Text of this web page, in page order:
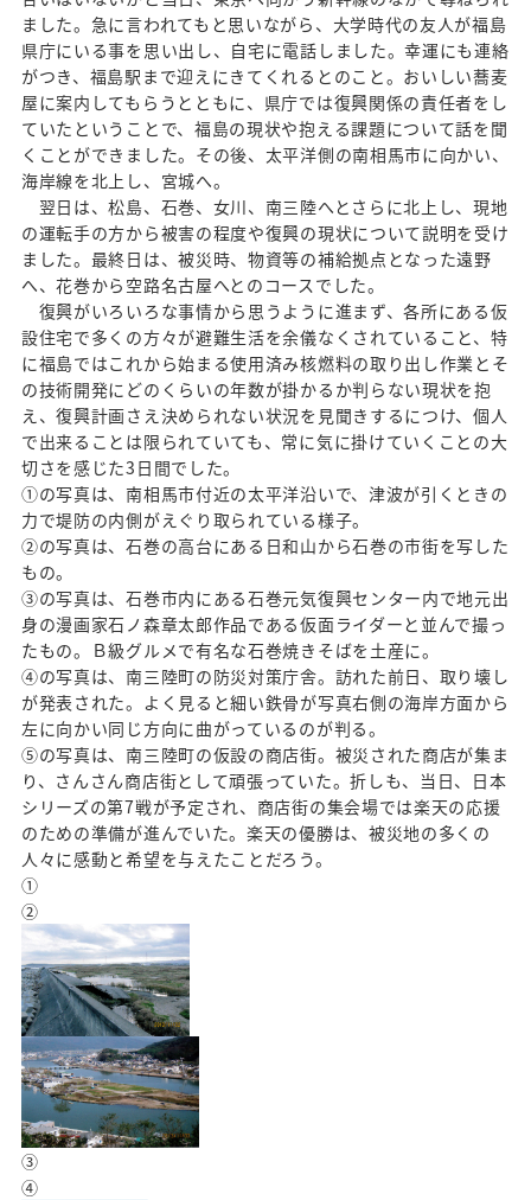
ました。急に言われてもと思いながら、大学時代の友人が福島
県庁にいる事を思い出し、自宅に電話しました。幸運にも連絡
がつき、福島駅まで迎えにきてくれるとのこと。おいしい蕎麦
屋に案内してもらうとともに、県庁では復興関係の責任者をし
ていたということで、福島の現状や抱える課題について話を聞
くことができました。その後、太平洋側の南相馬市に向かい、
海岸線を北上し、宮城へ。
翌日は、松島、石巻、女川、南三陸へとさらに北上し、現地
の運転手の方から被害の程度や復興の現状について説明を受け
ました。最終日は、被災時、物資等の補給拠点となった遠野
へ、花巻から空路名古屋へとのコースでした。
復興がいろいろな事情から思うように進まず、各所にある仮
設住宅で多くの方々が避難生活を余儀なくされていること、特
に福島ではこれから始まる使用済み核燃料の取り出し作業とそ
の技術開発にどのくらいの年数が掛かるか判らない現状を抱
え、復興計画さえ決められない状況を見聞きするにつけ、個人
で出来ることは限られていても、常に気に掛けていくことの大
切さを感じた3日間でした。
①の写真は、南相馬市付近の太平洋沿いで、津波が引くときの
力で堤防の内側がえぐり取られている様子。
②の写真は、石巻の高台にある日和山から石巻の市街を写した
もの。
③の写真は、石巻市内にある石巻元気復興センター内で地元出
身の漫画家石ノ森章太郎作品である仮面ライダーと並んで撮っ
たもの。Ｂ級グルメで有名な石巻焼きそばを土産に。
④の写真は、南三陸町の防災対策庁舎。訪れた前日、取り壊し
が発表された。よく見ると細い鉄骨が写真右側の海岸方面から
左に向かい同じ方向に曲がっているのが判る。
⑤の写真は、南三陸町の仮設の商店街。被災された商店が集ま
り、さんさん商店街として頑張っていた。折しも、当日、日本
シリーズの第7戦が予定され、商店街の集会場では楽天の応援
のための準備が進んでいた。楽天の優勝は、被災地の多くの
人々に感動と希望を与えたことだろう。
②
③
④